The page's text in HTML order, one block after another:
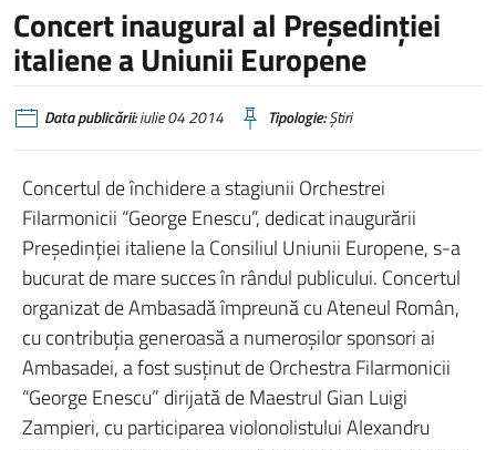
Concert inaugural al Preşedinţiei
italiene a Uniunii Europene
Data publicării:iulie 04 2014 Tipologie:Știri
Concertul de închidere a stagiunii Orchestrei
Filarmonicii “George Enescu”, dedicat inaugurării
Preşedinţiei italiene la Consiliul Uniunii Europene, s-a
bucurat de mare succes în rândul publicului. Concertul
organizat de Ambasadă împreună cu Ateneul Român,
cu contribuţia generoasă a numeroşilor sponsori ai
Ambasadei, a fost susţinut de Orchestra Filarmonicii
“George Enescu” dirijată de Maestrul Gian Luigi
Zampieri, cu participarea violonolistului Alexandru